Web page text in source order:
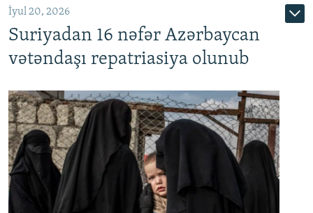
Auto
İyul 20, 2026
Suriyadan 16 nəfər Azərbaycan
vətəndaşı repatriasiya olunub